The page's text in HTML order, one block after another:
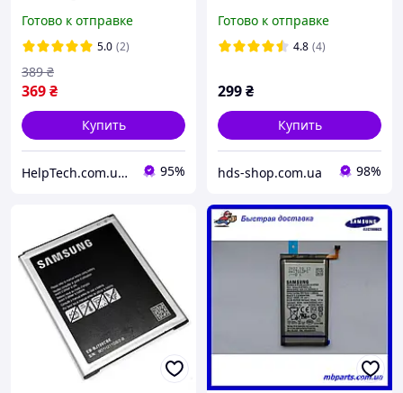
BJ700CBE Original PRC
(гарантия 6 мес.)
Готово к отправке
5.0 (2)
369₴
389 ₴
Купить
HelpTech.com.ua — 12 років на ринку, гарантія якості 👌 95%
Готово к отправке
4.8 (4)
299₴
Купить
hds-shop.com.ua 98%